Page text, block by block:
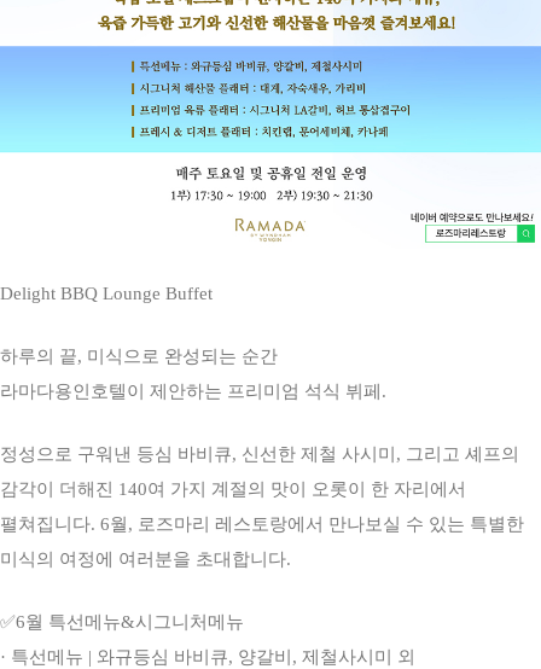
Delight BBQ Lounge Buffet
하루의 끝, 미식으로 완성되는 순간
라마다용인호텔이 제안하는 프리미엄 석식 뷔페.
정성으로 구워낸 등심 바비큐, 신선한 제철 사시미, 그리고 셰프의
감각이 더해진 140여 가지 계절의 맛이 오롯이 한 자리에서
펼쳐집니다. 6월, 로즈마리 레스토랑에서 만나보실 수 있는 특별한
미식의 여정에 여러분을 초대합니다.
✅6월 특선메뉴&시그니처메뉴
· 특선메뉴 | 와규등심 바비큐, 양갈비, 제철사시미 외